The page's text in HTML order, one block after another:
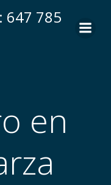
647 785
en